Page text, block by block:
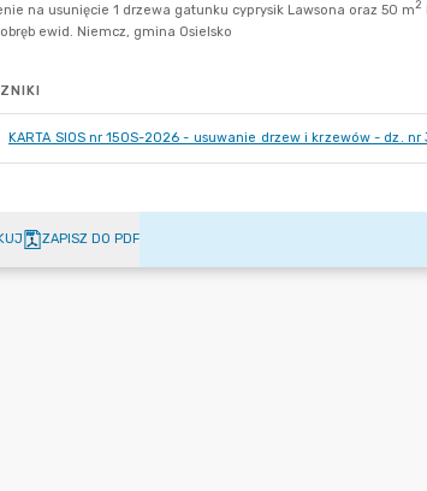
KARTA SIOS nr 15OS-2026 - usuwanie drzew i krzewów - dz.
ZAPISZ DO PDF